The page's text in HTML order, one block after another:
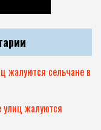
жалуются сельчане в
улиц жалуются